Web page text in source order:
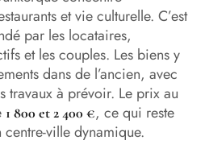
et vie culturelle. C’est
par les locataires,
et les couples. Les biens y
dans de l’ancien, avec
travaux à prévoir. Le prix au
1 800 et 2 400 €, ce qui reste
ville dynamique.